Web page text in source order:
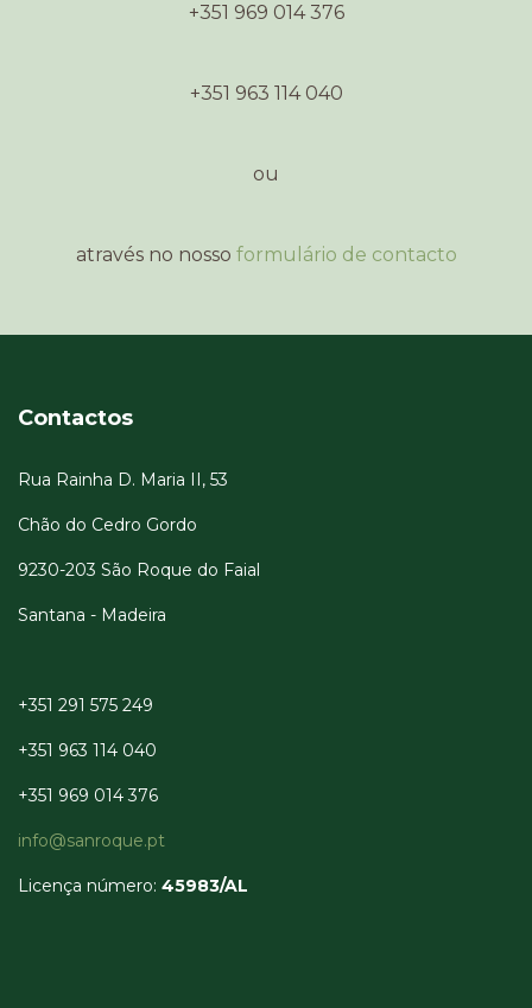
+351 969 014 376
+351 963 114 040
ou
através no nosso formulário de contacto
Contactos
Rua Rainha D. Maria II, 53
Chão do Cedro Gordo
9230-203 São Roque do Faial
Santana - Madeira
+351 291 575 249
+351 963 114 040
+351 969 014 376
info@sanroque.pt
Licença número: 45983/AL